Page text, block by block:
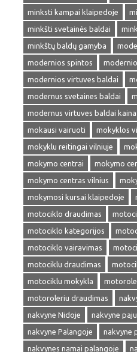
minksti kampai klaipedoje
minkšti svetainės baldai
minkštų baldų gamyba
modernios spintos
modernios virtuves baldai
modernus svetaines baldai
modernus virtuves baldai kaina
mokausi vairuoti
mokyklos
mokyklu reitingai vilniuje
mokymo centrai
mokymo
mokymo centras vilnius
mokymosi kursai klaipedoje
motociklo draudimas
motociklo kategorijos
motociklo vairavimas
motociklu draudimas
motociklu mokykla
motoroleriu draudimas
nakvyne Nidoje
nakvyne
nakvyne Palangoje
nakvyne
nakvynes namai palangoje